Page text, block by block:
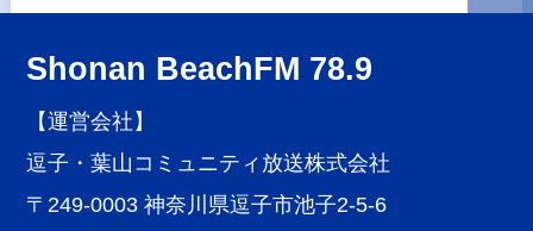
Shonan BeachFM 78.9
【運営会社】
逗子・葉山コミュニティ放送株式会社
〒249-0003 神奈川県逗子市池子2-5-6